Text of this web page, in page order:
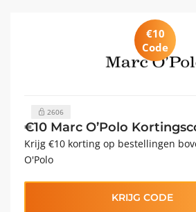
€10
Code
2606
€10 Marc O’Polo
Krijg €10 korting op bestellingen
O'Polo
KRIJG CODE